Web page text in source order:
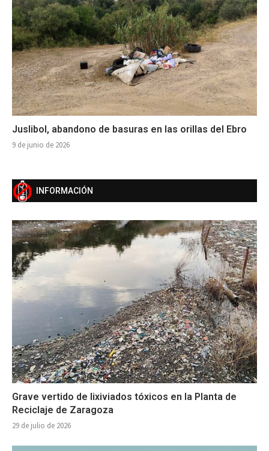
Juslibol, abandono de basuras en las orillas del Ebro
9 de junio de 2026
INFORMACIÓN
Grave vertido de lixiviados tóxicos en la Planta de
Reciclaje de Zaragoza
29 de julio de 2026